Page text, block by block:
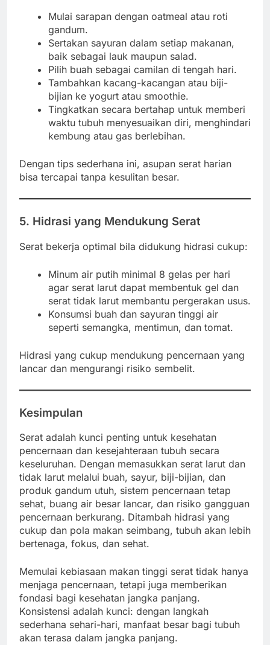
Mulai sarapan dengan oatmeal atau roti
gandum.
Sertakan sayuran dalam setiap makanan,
baik sebagai lauk maupun salad.
Pilih buah sebagai camilan di tengah hari.
Tambahkan kacang-kacangan atau biji-
bijian ke yogurt atau smoothie.
Tingkatkan secara bertahap untuk memberi
waktu tubuh menyesuaikan diri, menghindari
kembung atau gas berlebihan.
Dengan tips sederhana ini, asupan serat harian
bisa tercapai tanpa kesulitan besar.
5. Hidrasi yang Mendukung Serat
Serat bekerja optimal bila didukung hidrasi cukup:
Minum air putih minimal 8 gelas per hari
agar serat larut dapat membentuk gel dan
serat tidak larut membantu pergerakan usus.
Konsumsi buah dan sayuran tinggi air
seperti semangka, mentimun, dan tomat.
Hidrasi yang cukup mendukung pencernaan yang
lancar dan mengurangi risiko sembelit.
Kesimpulan
Serat adalah kunci penting untuk kesehatan
pencernaan dan kesejahteraan tubuh secara
keseluruhan. Dengan memasukkan serat larut dan
tidak larut melalui buah, sayur, biji-bijian, dan
produk gandum utuh, sistem pencernaan tetap
sehat, buang air besar lancar, dan risiko gangguan
pencernaan berkurang. Ditambah hidrasi yang
cukup dan pola makan seimbang, tubuh akan lebih
bertenaga, fokus, dan sehat.
Memulai kebiasaan makan tinggi serat tidak hanya
menjaga pencernaan, tetapi juga memberikan
fondasi bagi kesehatan jangka panjang.
Konsistensi adalah kunci: dengan langkah
sederhana sehari-hari, manfaat besar bagi tubuh
akan terasa dalam jangka panjang.